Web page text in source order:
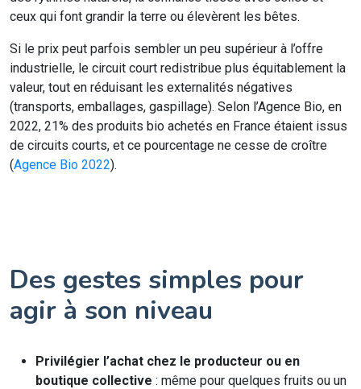
ceux qui font grandir la terre ou élevèrent les bêtes.
Si le prix peut parfois sembler un peu supérieur à l’offre
industrielle, le circuit court redistribue plus équitablement la
valeur, tout en réduisant les externalités négatives
(transports, emballages, gaspillage). Selon l’Agence Bio, en
2022, 21% des produits bio achetés en France étaient issus
de circuits courts, et ce pourcentage ne cesse de croître
(Agence Bio 2022).
Des gestes simples pour
agir à son niveau
Privilégier l’achat chez le producteur ou en
boutique collective : même pour quelques fruits ou un